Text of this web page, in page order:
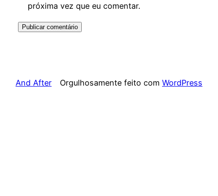
próxima vez que eu comentar.
And After Orgulhosamente feito com WordPress